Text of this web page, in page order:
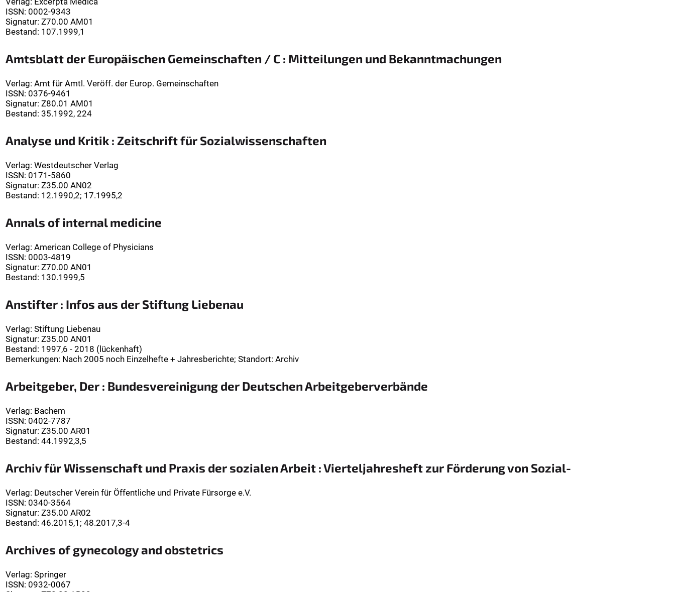
ISSN: 0002-9343
Signatur: Z70.00 AM01
Bestand: 107.1999,1
Amtsblatt der Europäischen Gemeinschaften / C : Mitteilungen und Bekanntmachungen
Verlag: Amt für Amtl. Veröff. der Europ. Gemeinschaften
ISSN: 0376-9461
Signatur: Z80.01 AM01
Bestand: 35.1992, 224
Analyse und Kritik : Zeitschrift für Sozialwissenschaften
Verlag: Westdeutscher Verlag
ISSN: 0171-5860
Signatur: Z35.00 AN02
Bestand: 12.1990,2; 17.1995,2
Annals of internal medicine
Verlag: American College of Physicians
ISSN: 0003-4819
Signatur: Z70.00 AN01
Bestand: 130.1999,5
Anstifter : Infos aus der Stiftung Liebenau
Verlag: Stiftung Liebenau
Signatur: Z35.00 AN01
Bestand: 1997,6 - 2018 (lückenhaft)
Bemerkungen: Nach 2005 noch Einzelhefte + Jahresberichte; Standort: Archiv
Arbeitgeber, Der : Bundesvereinigung der Deutschen Arbeitgeberverbände
Verlag: Bachem
ISSN: 0402-7787
Signatur: Z35.00 AR01
Bestand: 44.1992,3,5
Archiv für Wissenschaft und Praxis der sozialen Arbeit : Vierteljahresheft zur Förderung von Sozial-
Verlag: Deutscher Verein für Öffentliche und Private Fürsorge e.V.
ISSN: 0340-3564
Signatur: Z35.00 AR02
Bestand: 46.2015,1; 48.2017,3-4
Archives of gynecology and obstetrics
Verlag: Springer
ISSN: 0932-0067